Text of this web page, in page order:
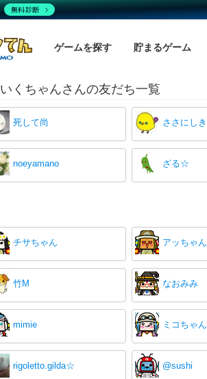
ゲームを探す 貯まるゲーム
いくちゃんさんの友だち一覧
死して尚 ささにしき
noeyamano ざる☆
チサちゃん アッちゃん
竹M なおみみ
mimie ミコちゃん
rigoletto.gilda☆ @sushi
無料診断